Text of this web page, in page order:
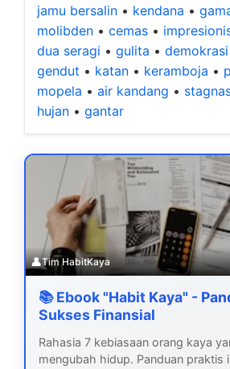
jamu bersalin • kendana •
molibden • cemas •
dua seragi • gulita •
gendut • katan • keramboja •
mopela • air kandang •
hujan • gantar
👤Tim HabitKaya
📚 Ebook "Habit Kaya" -
Sukses Finansial
Rahasia 7 kebiasaan orang kaya
mengubah hidup. Panduan praktis